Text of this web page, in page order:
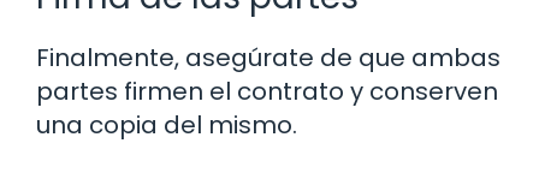
Finalmente, asegúrate de que ambas
partes firmen el contrato y conserven
una copia del mismo.